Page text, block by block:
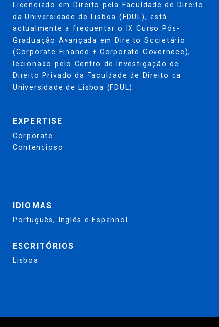
Licenciado em Direito pela Faculdade de Direito
da Universidade de Lisboa (FDUL), está
actualmente a frequentar o IX Curso Pós-
Graduação Avançada em Direito Societário
(Corporate Finance + Corporate Governece),
lecionado pelo Centro de Investigação de
Direito Privado da Faculdade de Direito da
Universidade de Lisboa (FDUL).
EXPERTISE
Corporate
Contencioso
IDIOMAS
Português, Inglês e Espanhol.
ESCRITÓRIOS
Lisboa